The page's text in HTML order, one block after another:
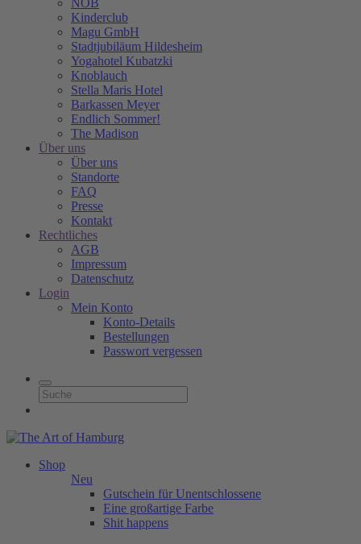
NOB
Kinderclub
Magu GmbH
Stadtjubiläum Hildesheim
Yogahotel Kubatzki
Knoblauch
Stella Maris Hotel
Barkassen Meyer
Endlich Sommer!
The Madison
Über uns
Über uns
Standorte
FAQ
Presse
Kontakt
Rechtliches
AGB
Impressum
Datenschutz
Login
Mein Konto
Konto-Details
Bestellungen
Passwort vergessen
Shop
Neu
Gutschein für Unentschlossene
Eine großartige Farbe
Shit happens